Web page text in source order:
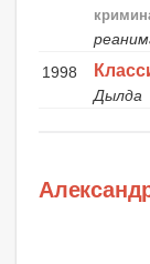
1998
Дылда